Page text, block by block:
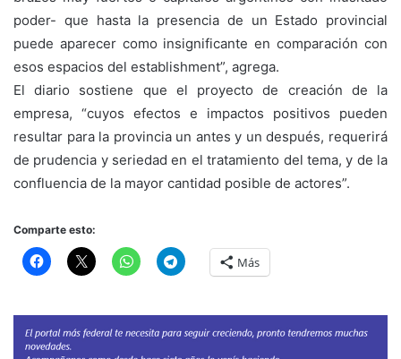
poder- que hasta la presencia de un Estado provincial
puede aparecer como insignificante en comparación con
esos espacios del establishment”, agrega.
El diario sostiene que el proyecto de creación de la
empresa, “cuyos efectos e impactos positivos pueden
resultar para la provincia un antes y un después, requerirá
de prudencia y seriedad en el tratamiento del tema, y de la
confluencia de la mayor cantidad posible de actores”.
Comparte esto:
Más